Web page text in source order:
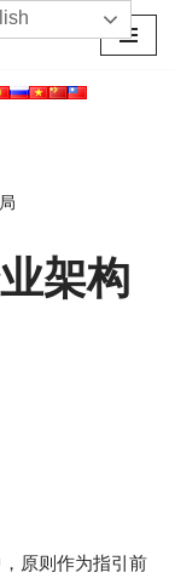
架构
原则作为指引前